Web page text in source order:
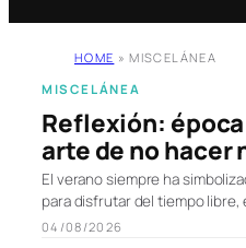
HOME » MISCELÁNEA
MISCELÁNEA
Reflexión:
arte de no hacer
El verano siempre ha
para disfrutar del tiempo libre,
04/08/2026